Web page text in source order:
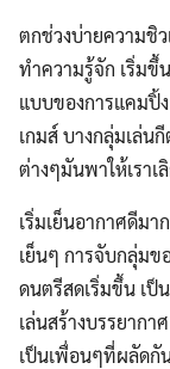
ตกช่วงบ่ายความชิ
ทำความรู้จัก เริ่มขึ้
แบบของการแคมปิ้
เกมส์ บางกลุ่มเล่น
ต่างๆมันพาให้เราเ
เริ่มเย็นอากาศดีม
เย็นๆ การจับกลุ่มข
ดนตรีสดเริ่มขึ้น เป็
เล่นสร้างบรรยาก
เป็นเพื่อนๆที่ผลัดกั